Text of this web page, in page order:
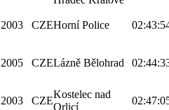
2003 CZEHorní Police
2005 CZELázně Bělohrad
2003 CZE
Kostelec nad
Orlicí